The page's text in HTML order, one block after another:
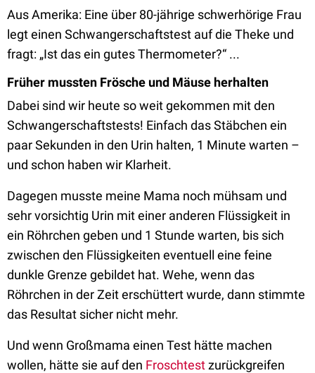
Aus Amerika: Eine über 80-jährige schwerhörige Frau
legt einen Schwangerschaftstest auf die Theke und
fragt: „Ist das ein gutes Thermometer?“ ...
Früher mussten Frösche und Mäuse herhalten
Dabei sind wir heute so weit gekommen mit den
Schwangerschaftstests! Einfach das Stäbchen ein
paar Sekunden in den Urin halten, 1 Minute warten –
und schon haben wir Klarheit.
Dagegen musste meine Mama noch mühsam und
sehr vorsichtig Urin mit einer anderen Flüssigkeit in
ein Röhrchen geben und 1 Stunde warten, bis sich
zwischen den Flüssigkeiten eventuell eine feine
dunkle Grenze gebildet hat. Wehe, wenn das
Röhrchen in der Zeit erschüttert wurde, dann stimmte
das Resultat sicher nicht mehr.
Und wenn Großmama einen Test hätte machen
wollen, hätte sie auf den Froschtestzurückgreifen